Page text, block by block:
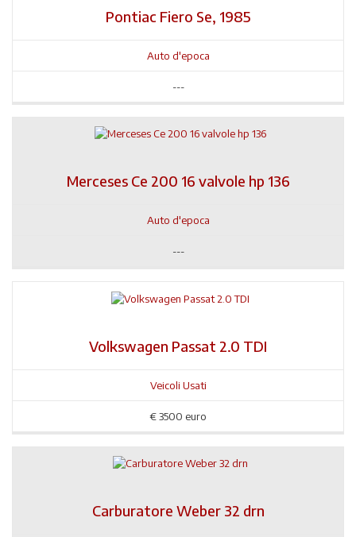
Pontiac Fiero Se, 1985
Auto d'epoca
---
Merceses Ce 200 16 valvole hp 136
Auto d'epoca
---
Volkswagen Passat 2.0 TDI
Veicoli Usati
€3500 euro
Carburatore Weber 32 drn